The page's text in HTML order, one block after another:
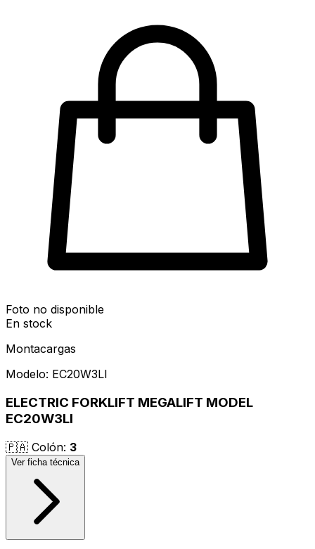
Foto no disponible
En stock
Montacargas
Modelo: EC20W3LI
ELECTRIC FORKLIFT MEGALIFT MODEL
EC20W3LI
🇵🇦 Colón: 3
Ver ficha técnica